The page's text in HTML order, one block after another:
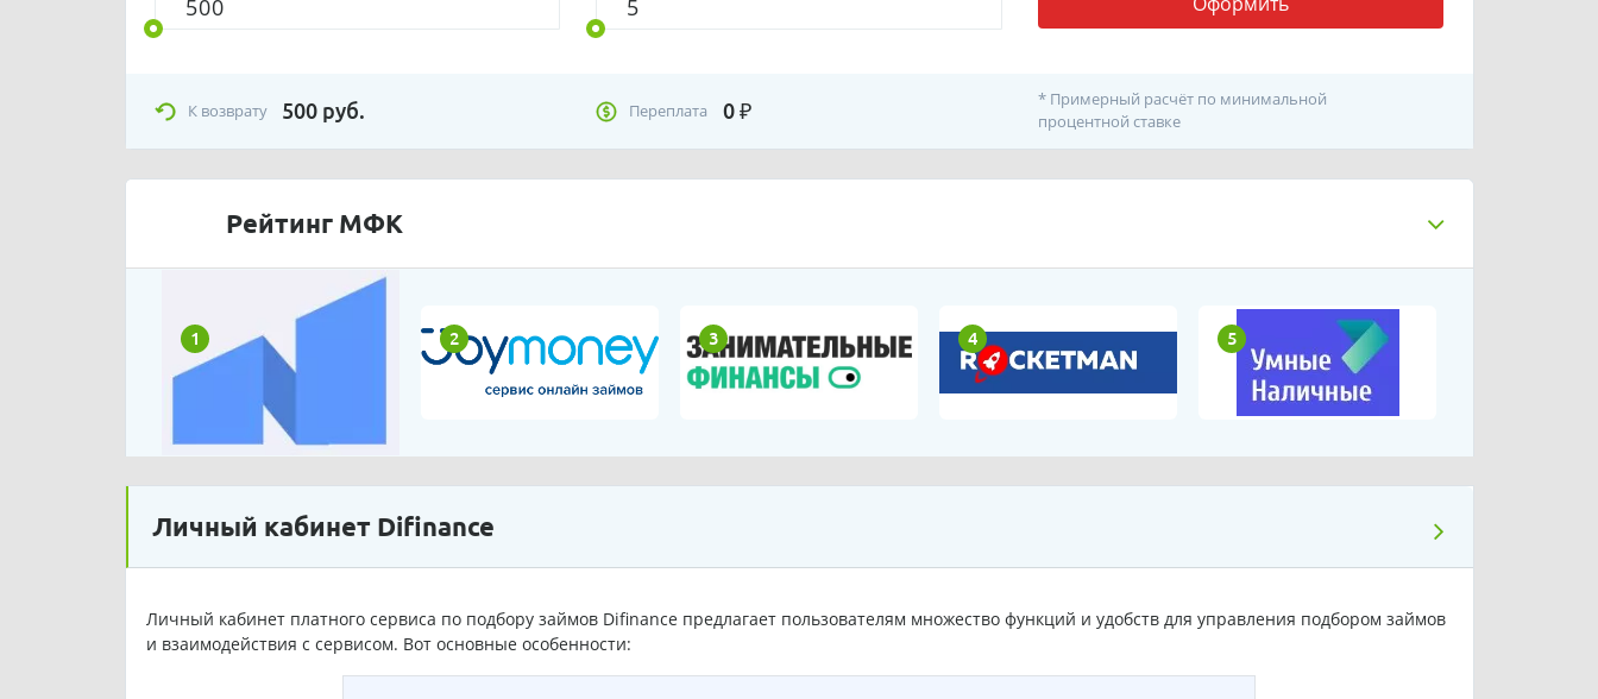
К возврату 500 руб. Переплата 0₽
* Примерный расчёт по минимальной
процентной ставке
Рейтинг МФК
1 2 3 4 5
Личный кабинет Difinance
Личный кабинет платного сервиса по подбору займов Difinance предлагает пользователям множество функций и удобств для управления подбором займов
и взаимодействия с сервисом. Вот основные особенности: